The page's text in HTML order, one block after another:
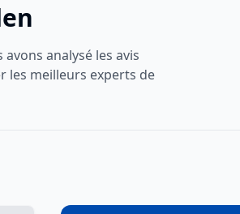
analysé les avis
les meilleurs experts de